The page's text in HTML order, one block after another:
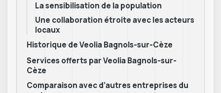
La sensibilisation de la population
Une collaboration étroite avec les acteurs
locaux
Historique de Veolia Bagnols-sur-Cèze
Services offerts par Veolia Bagnols-sur-
Cèze
Comparaison avec d’autres entreprises du